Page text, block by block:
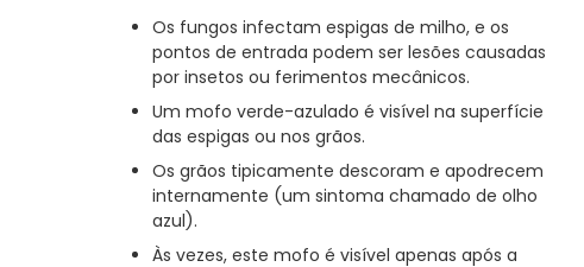
Os fungos infectam espigas de milho, e os
pontos de entrada podem ser lesões causadas
por insetos ou ferimentos mecânicos.
Um mofo verde-azulado é visível na superfície
das espigas ou nos grãos.
Os grãos tipicamente descoram e apodrecem
internamente (um sintoma chamado de olho
azul).
Às vezes, este mofo é visível apenas após a